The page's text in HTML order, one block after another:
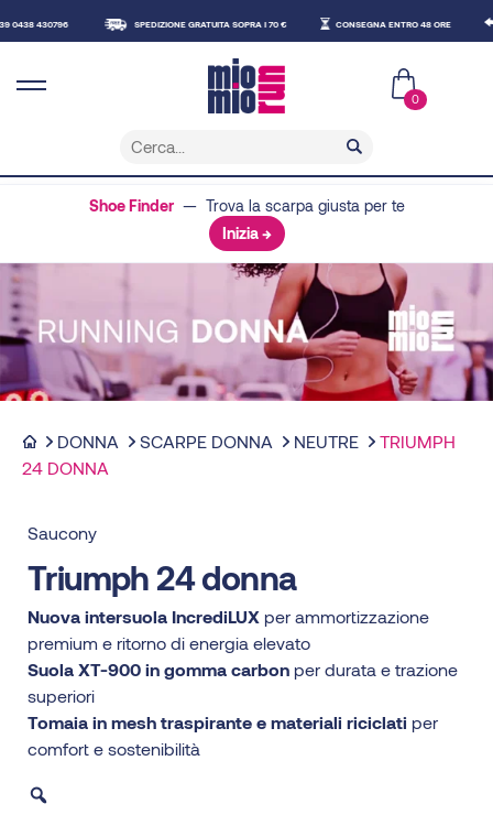
SPEDIZIONE GRATUITA SOPRA I 70 € CONSEGNA ENTRO 48 ORE RESO
0
Shoe Finder— Trova la scarpa giusta per te
Inizia →
DONNA SCARPE DONNA NEUTRE
TRIUMPH
24 DONNA
Saucony
Triumph 24 donna
Nuova intersuola IncrediLUX per ammortizzazione
premium e ritorno di energia elevato
Suola XT-900 in gomma carbon per durata e trazione
superiori
Tomaia in mesh traspirante e materiali riciclati per
comfort e sostenibilità